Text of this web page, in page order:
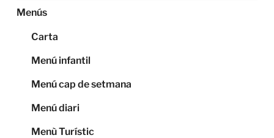
Menús
Carta
Menú infantil
Menú cap de setmana
Menú diari
Menù Turístic